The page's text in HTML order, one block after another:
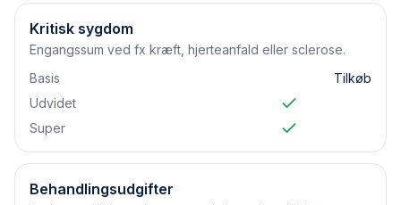
Kritisk sygdom
Engangssum ved fx kræft, hjerteanfald eller sclerose.
Basis
Tilkøb
Udvidet
Super
Behandlingsudgifter